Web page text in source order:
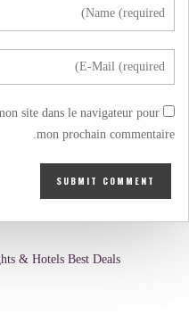
site dans le navigateur pour
mon prochain commentaire.
& Hotels Best Deals